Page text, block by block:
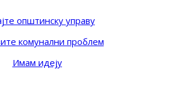
општинску управу
комунални проблем
Имам идеју